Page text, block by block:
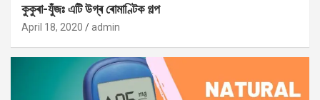
কুকুৰা-যুঁজঃ এটি উগ্ৰ ৰোমাণ্টিক গল্প
April 18, 2020 admin